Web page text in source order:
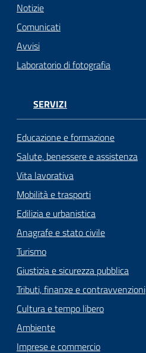
Notizie
Comunicati
Avvisi
Laboratorio di fotografia
SERVIZI
Educazione e formazione
Salute, benessere e assistenza
Vita lavorativa
Mobilità e trasporti
Edilizia e urbanistica
Anagrafe e stato civile
Turismo
Giustizia e sicurezza pubblica
Tributi, finanze e contravvenzioni
Cultura e tempo libero
Ambiente
Imprese e commercio